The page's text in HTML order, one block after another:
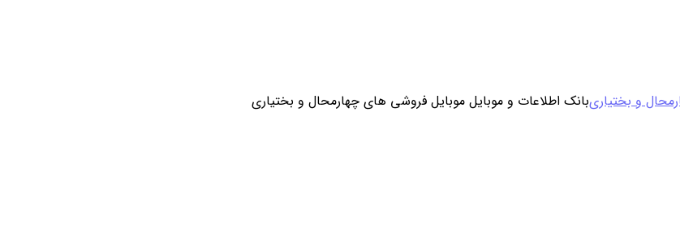
و بختیاریبانک اطلاعات و موبایل موبایل فروشی های چهارمحال و بختیاری